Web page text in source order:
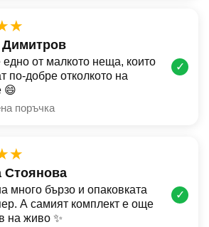
Димитров
едно от малкото неща, които
по-добре отколкото на
😄
поръчка
✓
Стоянова
много бързо и опаковката
А самият комплект е още
на живо ✨
✓